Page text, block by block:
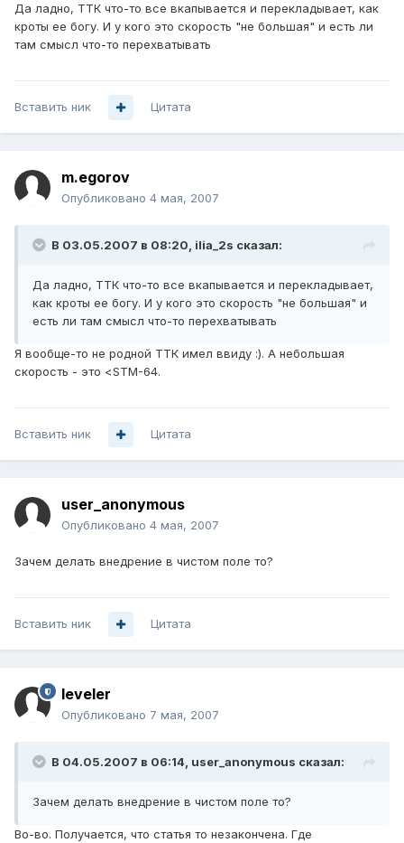
Да ладно, ТТК что-то все вкапывается и перекладывает, как
кроты ее богу. И у кого это скорость "не большая" и есть ли
там смысл что-то перехватывать
Вставить ник Цитата
m.egorov
Опубликовано 4 мая, 2007
В 03.05.2007 в 08:20, ilia_2s сказал:
Да ладно, ТТК что-то все вкапывается и перекладывает,
как кроты ее богу. И у кого это скорость "не большая" и
есть ли там смысл что-то перехватывать
Я вообще-то не родной ТТК имел ввиду :). А небольшая
скорость - это <STM-64.
Вставить ник Цитата
user_anonymous
Опубликовано 4 мая, 2007
Зачем делать внедрение в чистом поле то?
Вставить ник Цитата
leveler
Опубликовано 7 мая, 2007
В 04.05.2007 в 06:14, user_anonymous сказал:
Зачем делать внедрение в чистом поле то?
Во-во. Получается, что статья то незакончена. Где